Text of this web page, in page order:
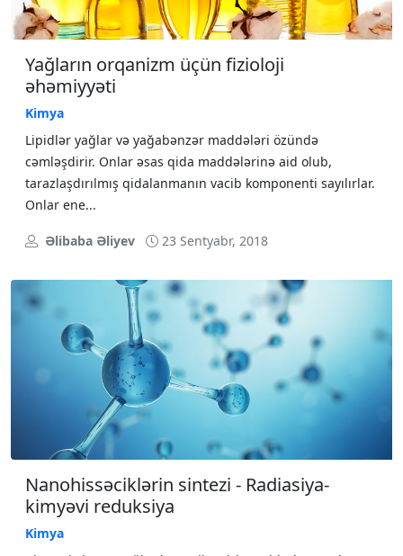
Yağların orqanizm üçün fizioloji
əhəmiyyəti
Kimya
Lipidlər yağlar və yağabənzər maddələri özündə
cəmləşdirir. Onlar əsas qida maddələrinə aid olub,
tarazlaşdırılmış qidalanmanın vacib komponenti sayılırlar.
Onlar ene...
Əlibaba Əliyev 23 Sentyabr, 2018
Nanohissəciklərin sintezi - Radiasiya-
kimyəvi reduksiya
Kimya